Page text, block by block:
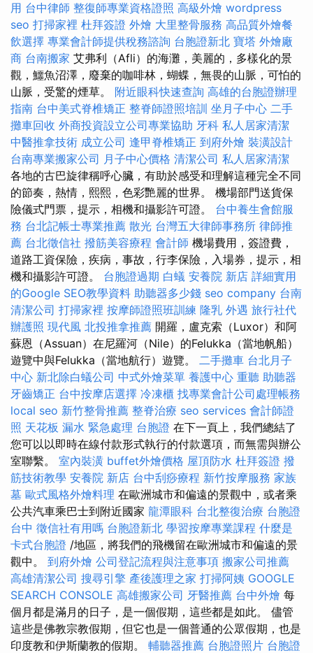
用 台中律師 整復師專業資格證照 高級外燴 wordpress
seo 打掃家裡 杜拜簽證 外燴 大里整骨服務 高品質外燴餐
飲選擇 專業會計師提供稅務諮詢 台胞證新北 寶塔 外燴廠
商 台南搬家 艾弗利（Afli）的海灘，美麗的，多樣化的景
觀，鱷魚沼澤，廢棄的咖啡林，蝴蝶，無畏的山脈，可怕的
山脈，受驚的煙草。 附近眼科快速查詢 高雄的台胞證辦理
指南 台中美式脊椎矯正 整脊師證照培訓 坐月子中心 二手
攤車回收 外商投資設立公司專業協助 牙科 私人居家清潔
中醫推拿技術 成立公司 逢甲脊椎矯正 到府外燴 裝潢設計
台南專業搬家公司 月子中心價格 清潔公司 私人居家清潔
各地的古巴旋律稱呼心臟，有助於感受和理解這種完全不同
的節奏，熱情，熙熙，色彩艷麗的世界。 機場部門送貨保
險儀式門票，提示，相機和攝影許可證。 台中養生會館服
務 台北記帳士專業推薦 散光 台灣五大律師事務所 律師推
薦 台北徵信社 撥筋美容療程 會計師 機場費用，簽證費，
道路工資保險，疾病，事故，行李保險，入場券，提示，相
機和攝影許可證。 台胞證過期 白蟻 安養院 新店 詳細實用
的Google SEO教學資料 助聽器多少錢 seo company 台南
清潔公司 打掃家裡 按摩師證照班訓練 隆乳 外遇 旅行社代
辦護照 現代風 北投推拿推薦 開羅，盧克索（Luxor）和阿
蘇恩（Assuan）在尼羅河（Nile）的Felukka（當地帆船）
遊覽中與Felukka（當地航行）遊覽。 二手攤車 台北月子
中心 新北除白蟻公司 中式外燴菜單 養護中心 重聽 助聽器
牙齒矯正 台中按摩店選擇 冷凍櫃 找專業會計公司處理帳務
local seo 新竹整骨推薦 整脊治療 seo services 會計師證
照 天花板 漏水 緊急處理 台胞證 在下一頁上，我們總結了
您可以以即時在線付款形式執行的付款選項，而無需與辦公
室聯繫。 室內裝潢 buffet外燴價格 屋頂防水 杜拜簽證 撥
筋技術教學 安養院 新店 台中刮痧療程 新竹按摩服務 家族
墓 歐式風格外燴料理 在歐洲城市和偏遠的景觀中，或者乘
公共汽車乘巴士到附近國家 龍潭眼科 台北整復治療 台胞證
台中 徵信社有用嗎 台胞證新北 學習按摩專業課程 什麼是
卡式台胞證 /地區，將我們的飛機留在歐洲城市和偏遠的景
觀中。 到府外燴 公司登記流程與注意事項 搬家公司推薦
高雄清潔公司 搜尋引擎 產後護理之家 打掃阿姨 GOOGLE
SEARCH CONSOLE 高雄搬家公司 牙醫推薦 台中外燴 每
個月都是滿月的日子，是一個假期，這些都是如此。 儘管
這些是佛教宗教假期，但它也是一個普通的公眾假期，也是
印度教和伊斯蘭教的假期。 輔聽器推薦 台胞證照片 台胞證